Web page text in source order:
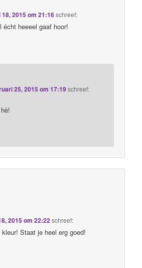
2015 om 21:16schreef:
écht heeeel gaaf hoor!
25, 2015 om 17:19schreef:
2015 om 22:22schreef:
Staat je heel erg goed!